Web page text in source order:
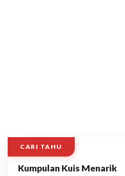
CARI TAHU
Kumpulan Kuis Menarik